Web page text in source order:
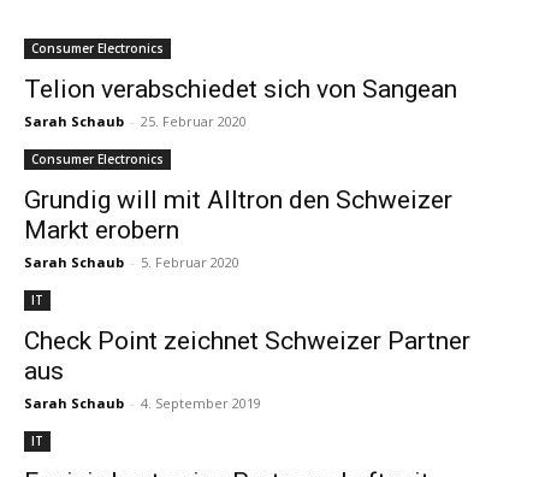
Consumer Electronics
Telion verabschiedet sich von Sangean
Sarah Schaub - 25. Februar 2020
Consumer Electronics
Grundig will mit Alltron den Schweizer
Markt erobern
Sarah Schaub - 5. Februar 2020
IT
Check Point zeichnet Schweizer Partner
aus
Sarah Schaub - 4. September 2019
IT